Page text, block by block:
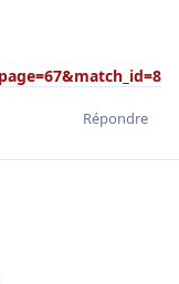
Répondre